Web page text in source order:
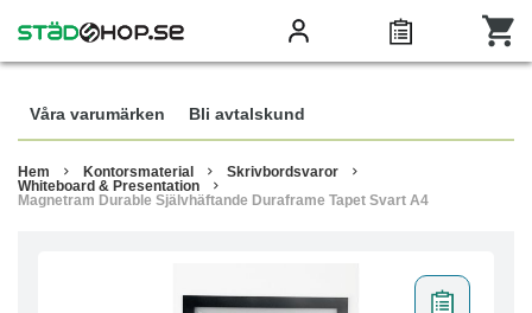
Våra varumärken Bli avtalskund
Hem Kontorsmaterial
Skrivbordsvaror
Whiteboard & Presentation
Magnetram Durable Självhäftande Duraframe Tapet Svart A4